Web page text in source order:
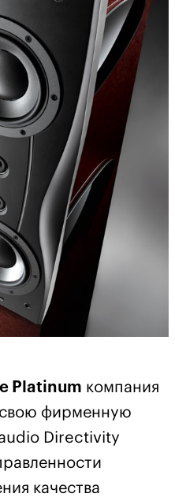
Platinum компания
свою фирменную
Directivity
качества